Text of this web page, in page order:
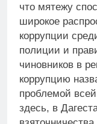
что мятежу
широкое
коррупции
полиции и
чиновников в
коррупцию
проблемой
здесь, в